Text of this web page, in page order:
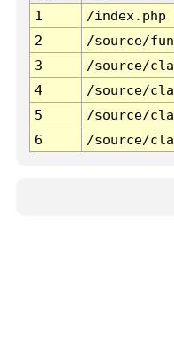
1
/index.php
2
/source/
3
/source/
4
/source/
5
/source/
6
/source/